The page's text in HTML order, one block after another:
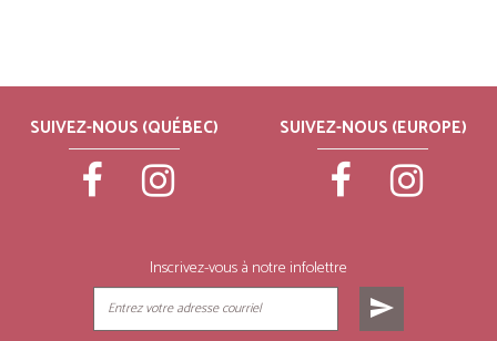
SUIVEZ-NOUS (QUÉBEC) SUIVEZ-NOUS (EUROPE)
Inscrivez-vous à notre infolettre
send